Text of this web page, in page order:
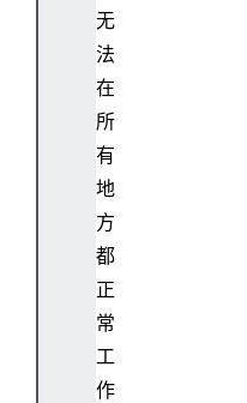
无
法
在
所
有
地
方
都
正
常
工
作